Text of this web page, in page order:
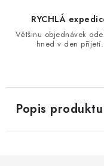
RYCHLÁ
Většinu objednávek
hned v den přijetí.
Popis produktu